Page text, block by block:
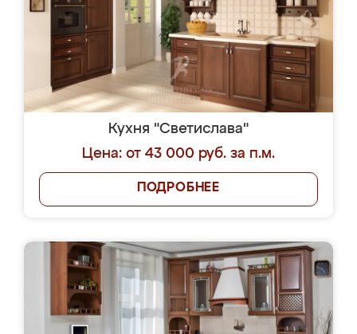
Кухня "Светислава"
Цена: от 43 000 руб. за п.м.
ПОДРОБНЕЕ